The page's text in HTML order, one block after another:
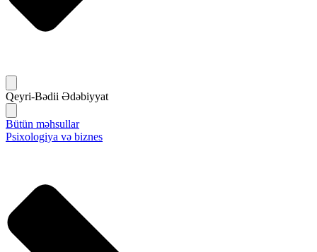
Qeyri-Bədii Ədəbiyyat
Bütün məhsullar
Psixologiya və biznes